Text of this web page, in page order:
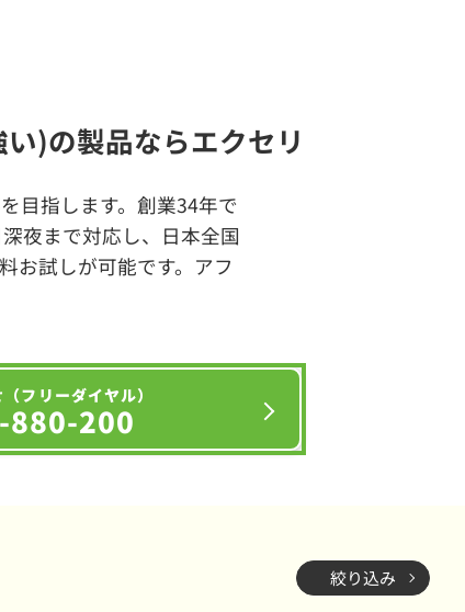
)の製品ならエクセリ
目指します。創業34年で
夜まで対応し、日本全国
お試しが可能です。アフ
フリーダイヤル）
880-200
絞り込み